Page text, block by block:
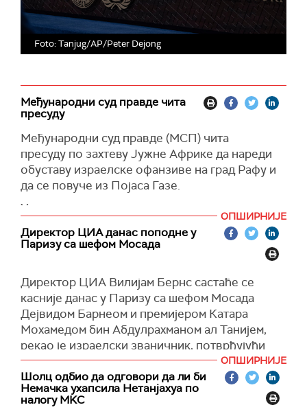
Foto: Tanjug/AP/Peter Dejong
Међународни суд правде чита
пресуду
Међународни суд правде (МСП) чита
пресуду по захтеву Јужне Африке да нареди
обуставу израелске офанзиве на град Рафу и
да се повуче из Појаса Газе.
У пресуди се наводи да се хуманитарна
ситуација у Рафи "још погоршала" од
последњег налога суда, као и да је суду речено
да је хуманитарна ситуација у Рафи сада
Јужна Африка је прошле недеље затражила од
Међународног суда правде да нареди
обуставу целокупне операције ИДФ-а у Гази, а
посебно у Рафи, наводећи да ће то учинити
живот у Појасу Газе неодрживим и самим тим
прекршити Конвенцију о геноциду из 1948.
године.
Јужноафрички адвокати затражили су од
ОПШИРНИЈЕ
Директор ЦИА данас поподне у
Паризу са шефом Мосада
Директор ЦИА Вилијам Бернс састаће се
касније данас у Паризу са шефом Мосада
Дејвидом Барнеом и премијером Катара
Мохамедом бин Абдулрахманом ал Танијем,
рекао је израелски званичник, потврђујући
извештајАксиоса.
Састанак ће бити фокусиран на оживљавање
преговора за ослобађање израелских талаца и
ОПШИРНИЈЕ
Шолц одбио да одговори да ли би
Немачка ухапсила Нетанјахуа по
налогу МKС